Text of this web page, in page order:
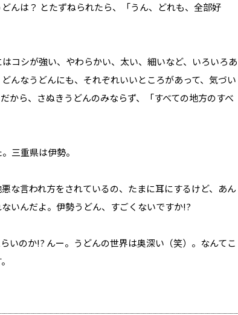
んは？ とたずねられたら、「うん、どれも、全部好
コシが強い、やわらかい、太い、細いなど、いろいろあ
んなうどんにも、それぞれいいところがあって、気づい
から、さぬきうどんのみならず、「すべての地方のすべ
三重県は伊勢。
な言われ方をされているの、たまに耳にするけど、あん
いんだよ。伊勢うどん、すごくないですか!?
いのか!? んー。うどんの世界は奥深い（笑）。なんてこ